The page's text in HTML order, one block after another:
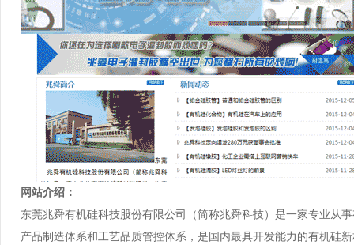
网站介绍：
东莞兆舜有机硅科技股份有限公司（简称兆舜科技）是一家专业从
产品制造体系和工艺品质管控体系，是国内最具开发能力的有机硅